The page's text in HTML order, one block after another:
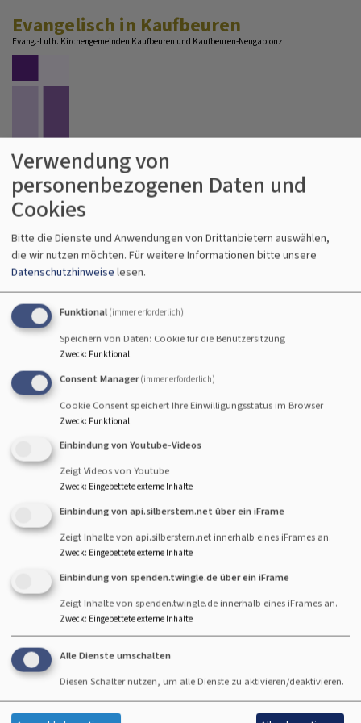
zum
Inhalt
Evangelisch in Kaufbeuren
Evang.-Luth. Kirchengemeinden Kaufbeuren und Kaufbeuren-Neugablonz
Hauptnavigation
Startseite Begleitung und Beratung Kindergärten
Kindergärten
Verantwortung für dasMatthias-Lauber-Kinderhaus
drei Kindergartengruppen und einer Krippengruppe
sowie denValentin-Heider-Kindergarten
Kindergartengruppen in der Wertachschleife.
Hauptnavigation
Dreifaltigkeitskirche
Begleitung &
Verwendung von
personenbezogenen Daten und
Cookies
Bitte die Dienste und Anwendungen von Drittanbietern auswählen,
die wir nutzen möchten. Für weitere Informationen bitte unsere
Datenschutzhinweise lesen.
Funktional (immer erforderlich)
Speichern von Daten: Cookie für die Benutzersitzung
Zweck: Funktional
Consent Manager (immer erforderlich)
Cookie Consent speichert Ihre Einwilligungsstatus im Browser
Zweck: Funktional
Einbindung von Youtube-Videos
Zeigt Videos von Youtube
Zweck: Eingebettete externe Inhalte
Einbindung von api.silberstern.net über ein iFrame
Zeigt Inhalte von api.silberstern.net innerhalb eines iFrames an.
Zweck: Eingebettete externe Inhalte
Einbindung von spenden.twingle.de über ein iFrame
Zeigt Inhalte von spenden.twingle.de innerhalb eines iFrames an.
Zweck: Eingebettete externe Inhalte
Alle Dienste umschalten
Diesen Schalter nutzen, um alle Dienste zu aktivieren/deaktivieren.